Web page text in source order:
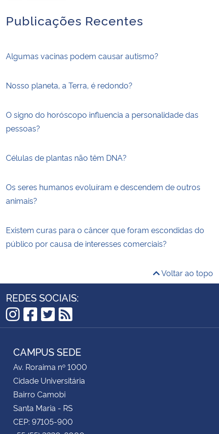
Publicações Recentes
Algumas vacinas podem causar autismo?
Nosso planeta, a Terra, é redondo?
O signo do horóscopo influencia a personalidade das
pessoas?
Células de plantas não têm DNA?
Os seres humanos evoluíram e descendem de outros
animais?
Existem curas para o câncer que foram escondidas do
público por causa de interesses comerciais?
Voltar ao topo
REDES SOCIAIS:
Instagram
Facebook
Twitter
RSS
CAMPUS SEDE
Av. Roraima nº 1000
Cidade Universitária
Bairro Camobi
Santa Maria - RS
CEP: 97105-900